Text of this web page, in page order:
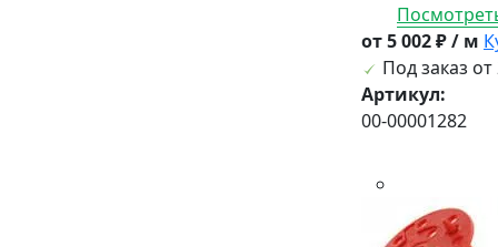
от 5 002 ₽ / м
Под заказ от
Артикул:
00-00001282